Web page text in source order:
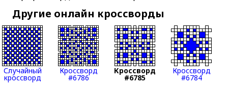
11.Внезапное вдыхание
вследствие
спазматического
сокращения диафрагмы.
12.В математике:
величина, получаемая
при вычитании из
ненужное.
7.Многолетнее
травянистое
лекарственное растение.
13.Собрание
представителей
Другие онлайн кроссворды
Случайный
кроссворд
Кроссворд
#6786
Кроссворд
#6785
Кроссворд
#6784